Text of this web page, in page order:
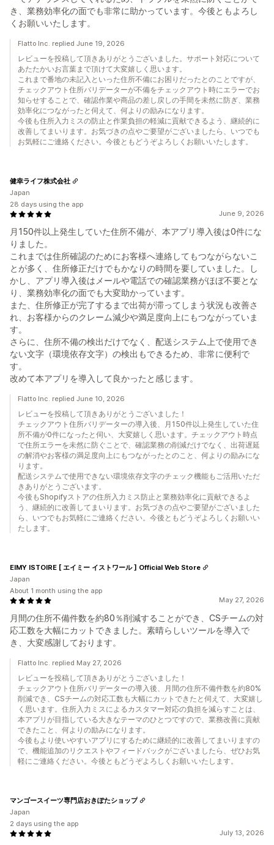
き、業務効率化の面でも非常に助かっています。今後ともよろし
くお願いいたします。
Flatto Inc. replied June 19, 2026
レビューを投稿して頂きありがとうございました。サポート対応について
あたたかいお言葉まで頂けて大変嬉しく思います。
これまで番地の未記入といった住所不備にお困りだったとのことですが、
チェックアウト住所バリデーターが不備をチェックアウト時にエラーでお
知らせすることで、確認作業や商品の差し戻しの手間を未然に防ぎ、業務
効率化につながったと伺えて、何よりの励みになります。
今後も住所入力ミスの防止と作業負担の軽減に貢献できるよう、継続的に
改善してまいります。お気づきの点やご要望がございましたら、いつでも
お気軽にご連絡ください。今後ともどうぞよろしくお願いいたします。
June 9, 2026
月150件以上発生していた住所不備が、本アプリ導入後は0件にな
りました。
これまでは住所確認のためにお客様へ連絡してもつながらないこ
とが多く、住所修正だけでもかなりの時間を要していました。し
かし、アプリ導入後はメールや電話での確認業務がほぼ不要とな
り、業務効率化の面でも大変助かっています。
また、住所修正が完了するまで出荷が滞ってしまう状況も改善さ
れ、お客様からのクレーム減少や満足度向上にもつながっていま
す。
さらに、住所不備の検出だけでなく、配送システム上で使用でき
ない文字（環境依存文字）の検出もできるため、非常に便利で
す。
改めて本アプリを導入して良かったと感じます。
健幸ライフ株式会社
Japan
28 days using the app
Flatto Inc. replied June 10, 2026
レビューを投稿して頂きありがとうございました！
チェックアウト住所バリデーターの導入後、月150件以上発生していた住
所不備が0件になったと伺い、大変嬉しく思います。チェックアウト時点
で住所エラーを未然に防ぐことで、確認業務の削減だけでなく、出荷遅延
の解消やお客様の満足度向上にもつながったとのこと、何よりの励みにな
ります。
配送システムで使用できない環境依存文字のチェック機能もご活用いただ
きありがとうございます。
今後もShopifyストアの住所入力ミス防止と業務効率化に貢献できるよ
う、継続的に改善してまいります。お気づきの点やご要望がございました
ら、いつでもお気軽にご連絡ください。今後ともどうぞよろしくお願いい
たします。
May 27, 2026
月間の住所不備件数を約80％削減することができ、CSチームの対
応工数を大幅にカットできました。素晴らしいツールを導入で
き、大変感謝しております。
EIMY ISTOIRE [ エイミー イストワール ] Official Web Store
Japan
About 1 month using the app
Flatto Inc. replied May 27, 2026
レビューを投稿して頂きありがとうございました！
チェックアウト住所バリデーターの導入後、月間の住所不備件数を約80%
削減でき、CSチームの対応工数も大幅にカットできたと伺えて、大変嬉し
く思います。住所入力ミスによるカスタマー対応の負担を減らすことは、
本アプリが目指している大きなテーマのひとつですので、業務改善に貢献
できたこと、何よりの励みになります。
今後もより使いやすいアプリにするために継続的に改善してまいりますの
で、機能追加のリクエストやフィードバックがございましたら、ぜひお気
軽にご連絡ください。今後ともどうぞよろしくお願いいたします。
July 13, 2026
マンゴースイーツ専門店おきぽたショップ
Japan
2 days using the app